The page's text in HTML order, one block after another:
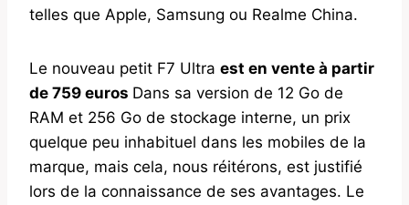
telles que Apple, Samsung ou Realme China.
Le nouveau petit F7 Ultra est en vente à partir
de 759 euros Dans sa version de 12 Go de
RAM et 256 Go de stockage interne, un prix
quelque peu inhabituel dans les mobiles de la
marque, mais cela, nous réitérons, est justifié
lors de la connaissance de ses avantages. Le